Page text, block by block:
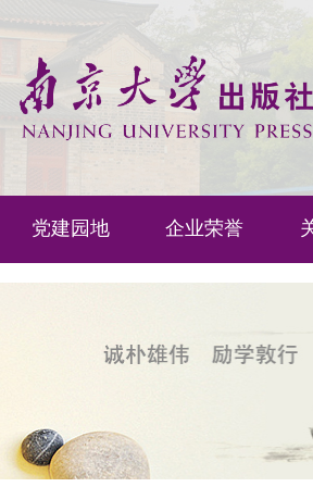
党建园地 企业荣誉